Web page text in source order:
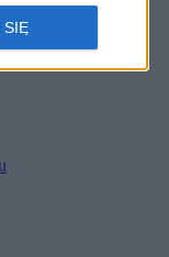
SIĘ